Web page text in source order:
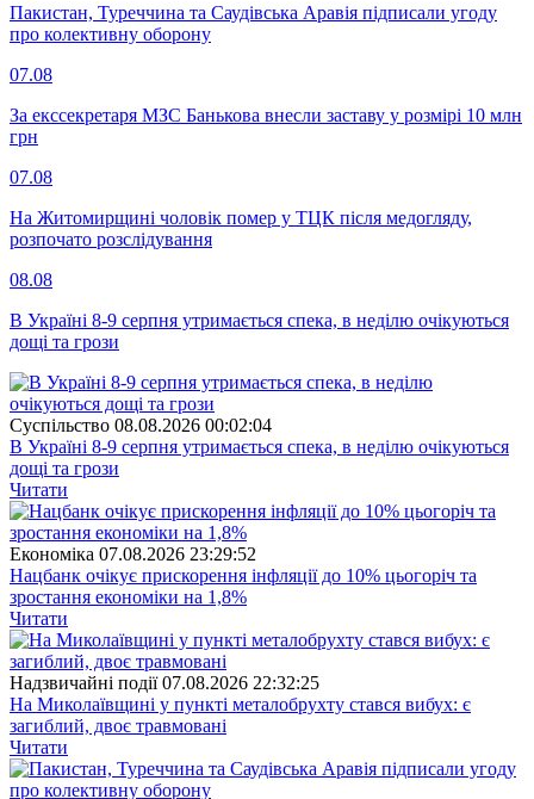
Пакистан, Туреччина та Саудівська Аравія підписали угоду
про колективну оборону
07.08
За екссекретаря МЗС Банькова внесли заставу у розмірі 10 млн
грн
07.08
На Житомирщині чоловік помер у ТЦК після медогляду,
розпочато розслідування
08.08
В Україні 8-9 серпня утримається спека, в неділю очікуються
дощі та грози
Суспiльство 08.08.2026 00:02:04
В Україні 8-9 серпня утримається спека, в неділю очікуються
дощі та грози
Читати
Економіка 07.08.2026 23:29:52
Нацбанк очікує прискорення інфляції до 10% цьогоріч та
зростання економіки на 1,8%
Читати
Надзвичайні події 07.08.2026 22:32:25
На Миколаївщині у пункті металобрухту стався вибух: є
загиблий, двоє травмовані
Читати